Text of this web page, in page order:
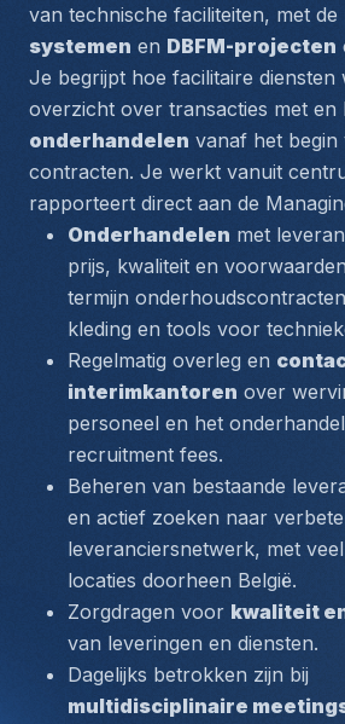
van technische faciliteiten, met
systemen en DBFM-projecten
Je begrijpt hoe facilitaire diensten
overzicht over transacties met en
onderhandelen vanaf het begin
contracten. Je werkt vanuit
rapporteert direct aan de
Onderhandelen met
prijs, kwaliteit en
termijn
kleding en tools voor
Regelmatig overleg en
interimkantoren over
personeel en het
recruitment fees.
Beheren van bestaande
en actief zoeken naar
leveranciersnetwerk, met
locaties doorheen België.
Zorgdragen voor kwaliteit
van leveringen en diensten.
multidisciplinaire